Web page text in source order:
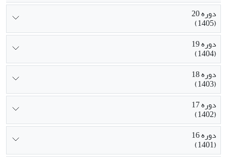
دوره 20
(1405)
دوره 19
(1404)
دوره 18
(1403)
دوره 17
(1402)
دوره 16
(1401)